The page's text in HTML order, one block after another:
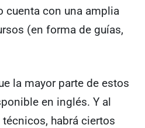
cuenta con una amplia
(en forma de guías,
la mayor parte de estos
en inglés. Y al
habrá ciertos